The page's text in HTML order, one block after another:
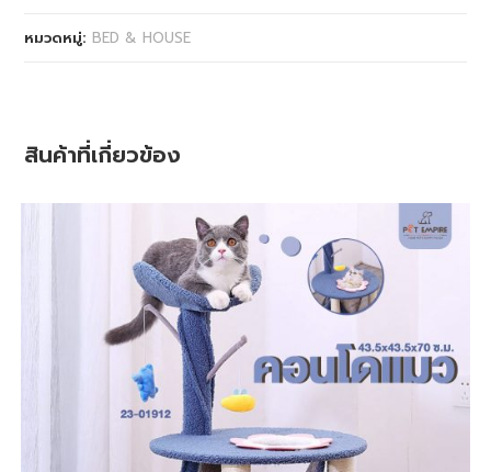
หมวดหมู่: BED & HOUSE
สินค้าที่เกี่ยวข้อง